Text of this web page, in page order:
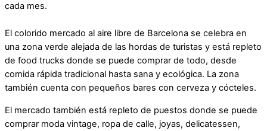
cada mes.
El colorido mercado al aire libre de Barcelona se celebra en
una zona verde alejada de las hordas de turistas y está repleto
de food trucks donde se puede comprar de todo, desde
comida rápida tradicional hasta sana y ecológica. La zona
también cuenta con pequeños bares con cerveza y cócteles.
El mercado también está repleto de puestos donde se puede
comprar moda vintage, ropa de calle, joyas, delicatessen,